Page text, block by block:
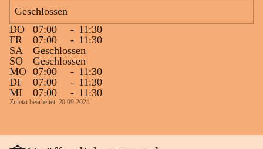
Geschlossen
DO
07:00 - 11:30
FR
07:00 - 11:30
SA
Geschlossen
SO
Geschlossen
MO 07:00 - 11:30
DI
07:00 - 11:30
MI
07:00 - 11:30
Zuletzt bearbeitet: 20.09.2024